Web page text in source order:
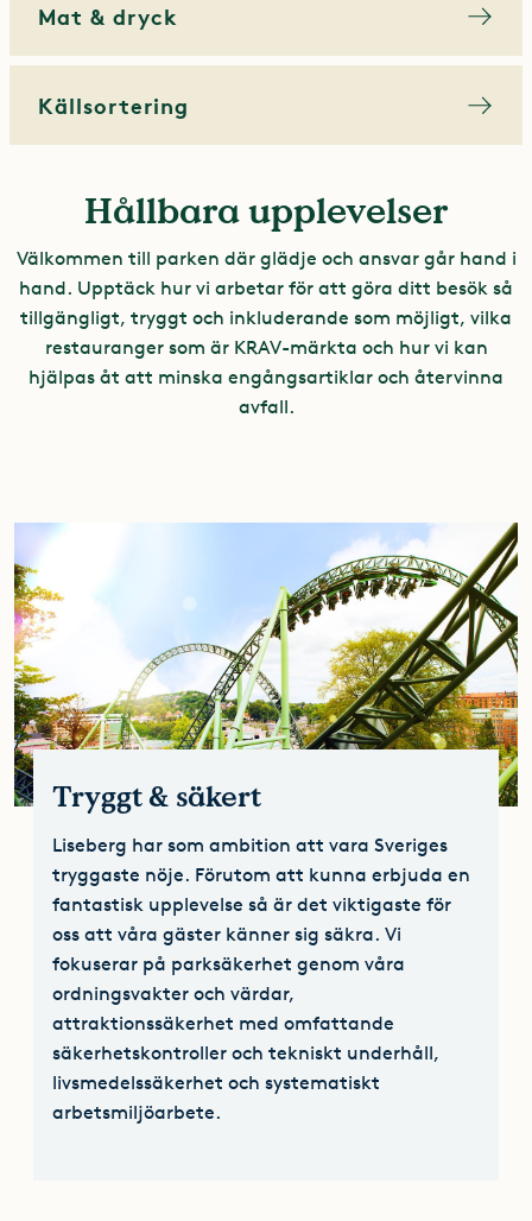
Mat & dryck
Källsortering
Hållbara upplevelser
Välkommen till parken där glädje och ansvar går hand i
hand. Upptäck hur vi arbetar för att göra ditt besök så
tillgängligt, tryggt och inkluderande som möjligt, vilka
restauranger som är KRAV-märkta och hur vi kan
hjälpas åt att minska engångsartiklar och återvinna
avfall.
Tryggt & säkert
Liseberg har som ambition att vara Sveriges
tryggaste nöje. Förutom att kunna erbjuda en
fantastisk upplevelse så är det viktigaste för
oss att våra gäster känner sig säkra. Vi
fokuserar på parksäkerhet genom våra
ordningsvakter och värdar,
attraktionssäkerhet med omfattande
säkerhetskontroller och tekniskt underhåll,
livsmedelssäkerhet och systematiskt
arbetsmiljöarbete.